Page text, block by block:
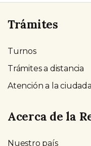
Trámites
Turnos
Trámites a distancia
Atención a la
Acerca de la
Nuestro país